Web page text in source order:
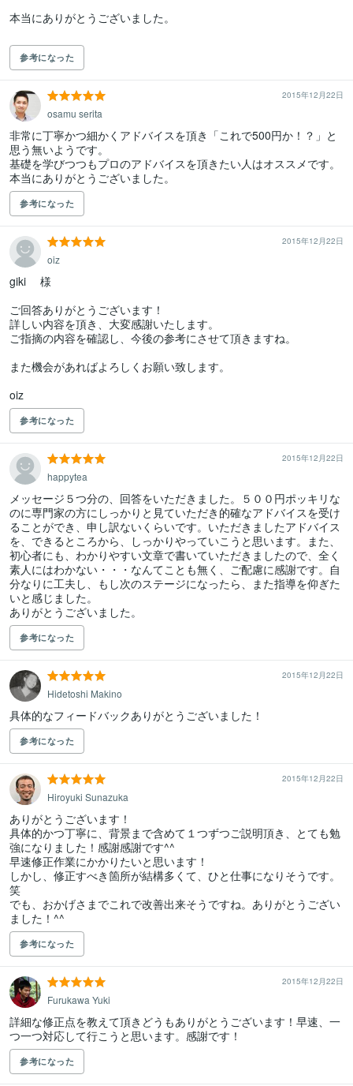
本当にありがとうございました。
参考になった
2015年12月22日
osamu serita
非常に丁寧かつ細かくアドバイスを頂き「これで500円か！？」と
思う無いようです。
基礎を学びつつもプロのアドバイスを頂きたい人はオススメです。
本当にありがとうございました。
参考になった
2015年12月22日
oiz
giki 　様
ご回答ありがとうございます！
詳しい内容を頂き、大変感謝いたします。
ご指摘の内容を確認し、今後の参考にさせて頂きますね。
また機会があればよろしくお願い致します。
oiz
参考になった
2015年12月22日
happytea
メッセージ５つ分の、回答をいただきました。５００円ポッキリな
のに専門家の方にしっかりと見ていただき的確なアドバイスを受け
ることができ、申し訳ないくらいです。いただきましたアドバイス
を、できるところから、しっかりやっていこうと思います。また、
初心者にも、わかりやすい文章で書いていただきましたので、全く
素人にはわかない・・・なんてことも無く、ご配慮に感謝です。自
分なりに工夫し、もし次のステージになったら、また指導を仰ぎた
いと感じました。
ありがとうございました。
参考になった
2015年12月22日
Hidetoshi Makino
具体的なフィードバックありがとうございました！
参考になった
2015年12月22日
Hiroyuki Sunazuka
ありがとうございます！
具体的かつ丁寧に、背景まで含めて１つずつご説明頂き、とても勉
強になりました！感謝感謝です^^
早速修正作業にかかりたいと思います！
しかし、修正すべき箇所が結構多くて、ひと仕事になりそうです。
笑
でも、おかげさまでこれで改善出来そうですね。ありがとうござい
ました！^^
参考になった
2015年12月22日
Furukawa Yuki
詳細な修正点を教えて頂きどうもありがとうございます！早速、一
つ一つ対応して行こうと思います。感謝です！
参考になった